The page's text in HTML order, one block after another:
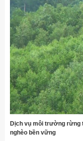
Dịch vụ môi trường rừng
nghèo bền vững